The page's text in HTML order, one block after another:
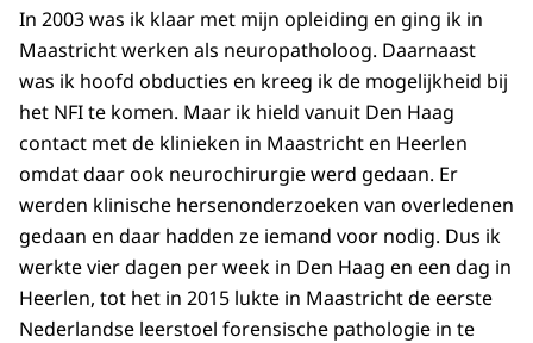
In 2003 was ik klaar met mijn opleiding en ging ik in
Maastricht werken als neuropatholoog. Daarnaast
was ik hoofd obducties en kreeg ik de mogelijkheid bij
het NFI te komen. Maar ik hield vanuit Den Haag
contact met de klinieken in Maastricht en Heerlen
omdat daar ook neurochirurgie werd gedaan. Er
werden klinische hersenonderzoeken van overledenen
gedaan en daar hadden ze iemand voor nodig. Dus ik
werkte vier dagen per week in Den Haag en een dag in
Heerlen, tot het in 2015 lukte in Maastricht de eerste
Nederlandse leerstoel forensische pathologie in te